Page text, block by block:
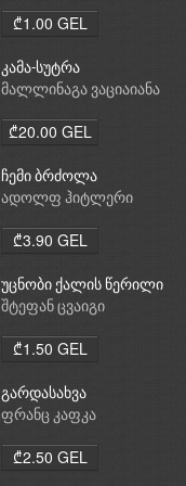
₾1.00 GEL
კამა-სუტრა
მალლინაგა ვაციაიანა
₾20.00 GEL
ჩემი ბრძოლა
ადოლფ ჰიტლერი
₾3.90 GEL
უცნობი ქალის წერილი
შტეფან ცვაიგი
₾1.50 GEL
გარდასახვა
ფრანც კაფკა
₾2.50 GEL